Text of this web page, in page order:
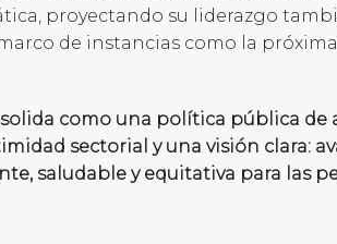
proyectando su liderazgo
de instancias como la próxima
como una política pública de
sectorial y una visión clara:
saludable y equitativa para las